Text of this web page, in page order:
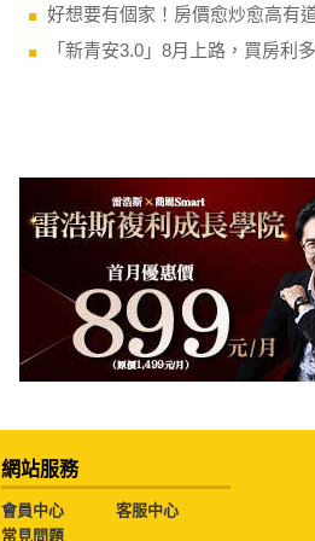
好想要有個家！房價愈炒愈高有
「新青安3.0」8月上路，買房利
網站服務
會員中心
客服中心
常見問題